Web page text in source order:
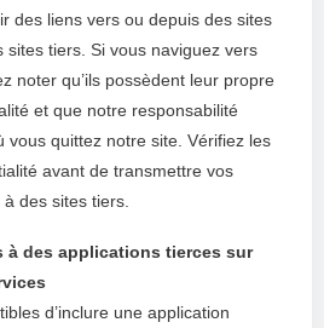
des liens vers ou depuis des sites
sites tiers. Si vous naviguez vers
noter qu’ils possèdent leur propre
et que notre responsabilité
vous quittez notre site. Vérifiez les
avant de transmettre vos
des sites tiers.
à des applications tierces sur
d’inclure une application